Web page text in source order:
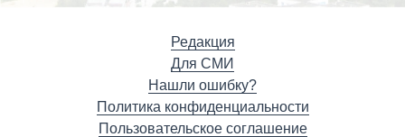
Редакция
Для СМИ
Нашли ошибку?
Политика конфиденциальности
Пользовательское соглашение